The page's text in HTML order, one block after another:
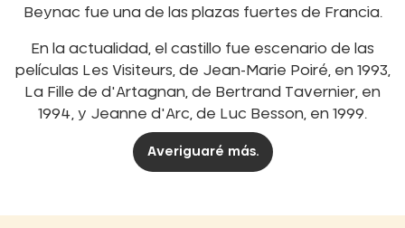
Beynac fue una de las plazas fuertes de Francia.
En la actualidad, el castillo fue escenario de las
películas Les Visiteurs, de Jean-Marie Poiré, en 1993,
La Fille de d'Artagnan, de Bertrand Tavernier, en
1994, y Jeanne d'Arc, de Luc Besson, en 1999.
Averiguaré más.